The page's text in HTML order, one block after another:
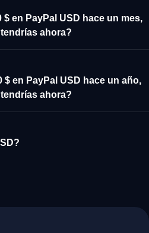
en PayPal USD hace un mes,
ahora?
en PayPal USD hace un año,
ahora?